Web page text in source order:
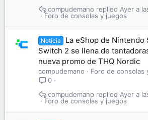
Foro de consolas y juegos
Ayer a
compudemano
Noticia
La eShop de
Switch 2 se llena de
nueva promo de THQ Nordic
compudemano
Foro de consolas
0
Foro de consolas y juegos
Ayer a
compudemano